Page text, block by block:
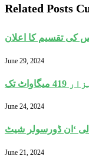
Related Posts
June 29, 2024
June 24, 2024
June 21, 2024